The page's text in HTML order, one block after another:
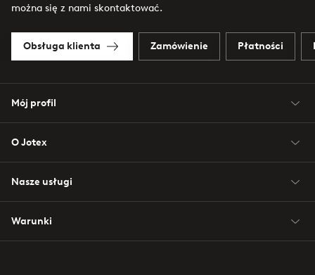
można się z nami skontaktować.
Obsługa klienta Zamówienie Płatności
Mój profil
O Jotex
Nasze usługi
Warunki